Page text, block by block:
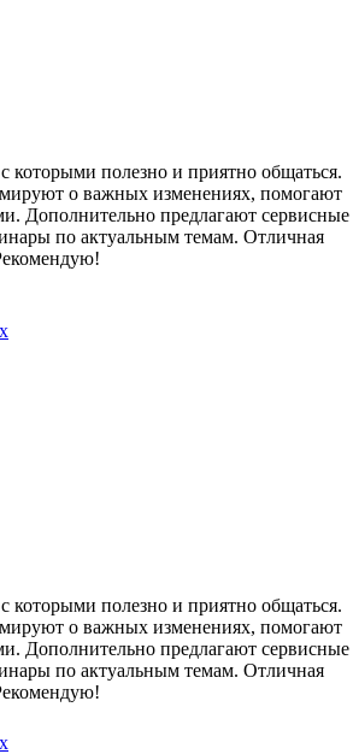
полезно и приятно общаться.
о важных изменениях, помогают
Дополнительно предлагают сервисные
по актуальным темам. Отличная
полезно и приятно общаться.
о важных изменениях, помогают
Дополнительно предлагают сервисные
по актуальным темам. Отличная